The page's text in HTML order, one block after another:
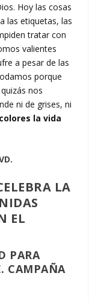
Hoy las cosas
las etiquetas, las
tratar con
valientes
a pesar de las
porque
nos
ni de grises, ni
la vida
LA
EL
PARA
CAMPAÑA